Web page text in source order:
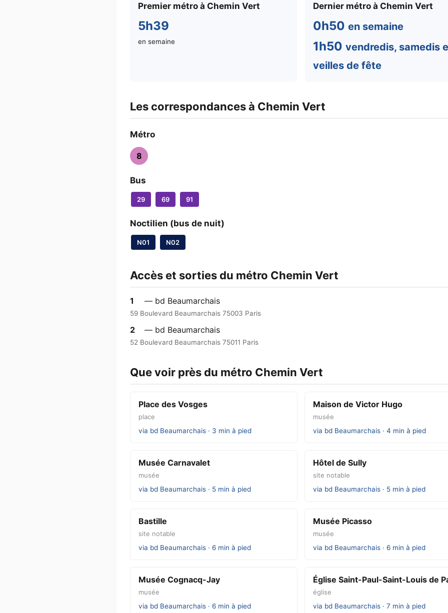
Premier métro à Chemin Vert
5h39
en semaine
Dernier métro à Chemin Vert
0h50 en semaine
1h50 vendredis, samedis
veilles de fête
Les correspondances à Chemin Vert
Métro
8
Bus
29 69 91
Noctilien (bus de nuit)
N01 N02
Accès et sorties du métro Chemin Vert
1 — bd Beaumarchais
59 Boulevard Beaumarchais 75003 Paris
2 — bd Beaumarchais
52 Boulevard Beaumarchais 75011 Paris
Que voir près du métro Chemin Vert
Place des Vosges
place
via bd Beaumarchais · 3 min à pied
Maison de Victor Hugo
musée
via bd Beaumarchais · 4 min à pied
Musée Carnavalet
musée
via bd Beaumarchais · 5 min à pied
Hôtel de Sully
site notable
via bd Beaumarchais · 5 min à pied
Bastille
site notable
via bd Beaumarchais · 6 min à pied
Musée Picasso
musée
via bd Beaumarchais · 6 min à pied
Musée Cognacq-Jay
musée
via bd Beaumarchais · 6 min à pied
Église Saint-Paul-Saint-Louis de
église
via bd Beaumarchais · 7 min à pied